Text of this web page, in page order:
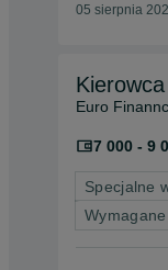
05 sierpnia
Euro
7 000 - 9
Specjalne